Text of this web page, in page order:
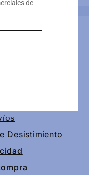
4, puerta 2
Desistimiento
de